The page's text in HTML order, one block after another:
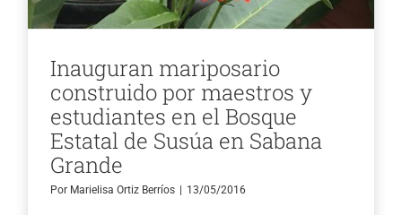
Inauguran mariposario
construido por maestros y
estudiantes en el Bosque
Estatal de Susúa en Sabana
Grande
Por Marielisa Ortiz Berríos 13/05/2016